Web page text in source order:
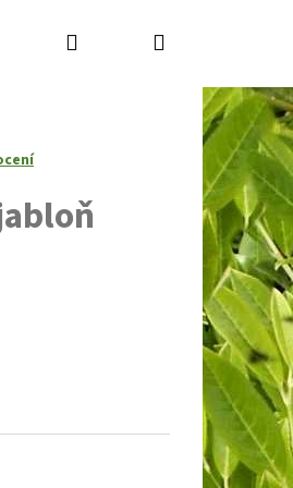
Jak nakupovat
PřihlášeníNákupní
košík